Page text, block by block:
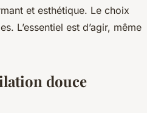
et esthétique. Le choix
L’essentiel est d’agir, même
douce